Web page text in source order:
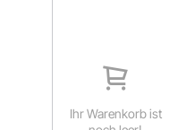
Ihr Warenkorb ist